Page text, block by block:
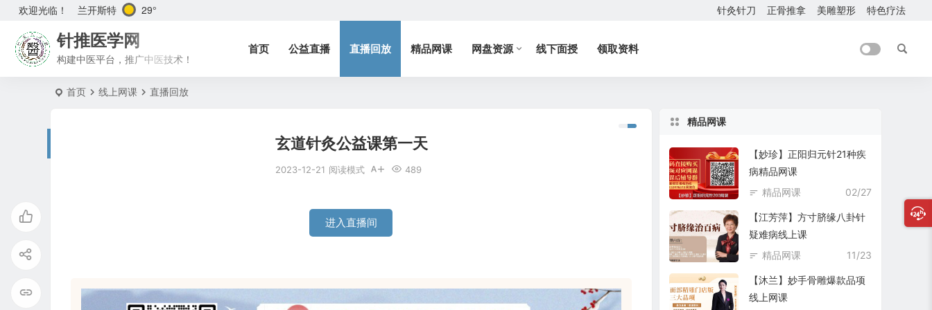
欢迎光临！ 兰开斯特 29° 针灸针刀 正骨推拿 美雕塑形 特色疗法
针推医学网
构建中医平台，推广中医技术！
首页 公益直播 直播回放 精品网课 网盘资源 线下面授 领取资料
首页 线上网课 直播回放
玄道针灸公益课第一天
2023-12-21 489
阅读模式
进入直播间
精品网课
【妙珍】正阳归元针21种疾
病精品网课
02/27
精品网课
【江芳萍】方寸脐缘八卦针
疑难病线上课
11/23
精品网课
【沐兰】妙手骨雕爆款品项
线上网课